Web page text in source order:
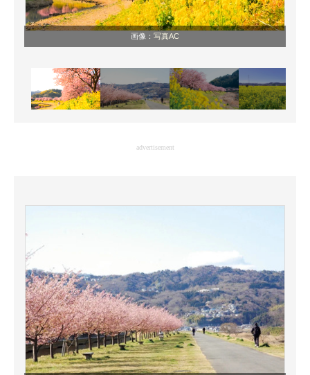
企業ITのトレンドを詳説
経営リーダーのコミュニティ
マーケ×ITの今がよく分かる
ITエンジニア向け専門サイト
エレクトロニクス専門サイト
電子設計の基本と応用
エネルギーの専門メディア
建設×テクノロジーの最前線
ちょっと気になるネットの話題
画像： 写真AC
advertisement